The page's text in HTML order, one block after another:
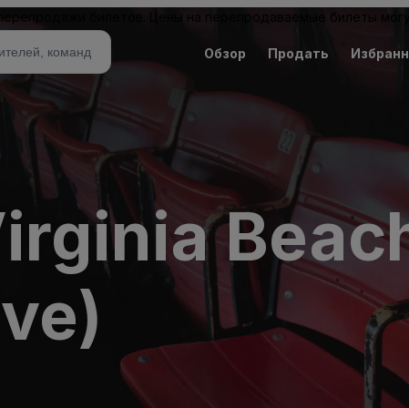
билетов. Цены на перепродаваемые билеты
Обзор Продать